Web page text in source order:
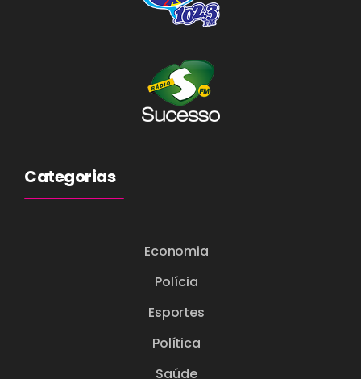
Categorias
Economia
Polícia
Esportes
Política
Saúde